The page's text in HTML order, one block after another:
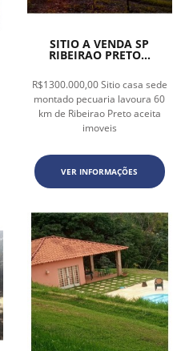
SITIO A VENDA SP
RIBEIRAO PRETO...
R$1300.000,00 Sitio casa sede
montado pecuaria lavoura 60
km de Ribeirao Preto aceita
imoveis
VER INFORMAÇÕES